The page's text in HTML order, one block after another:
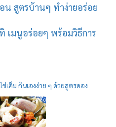
น สูตรบ้านๆ ทำง่ายอร่อย
เมนูอร่อยๆ พร้อมวิธีการ
ข่เค็ม กินเองง่าย ๆ ด้วยสูตรดอง